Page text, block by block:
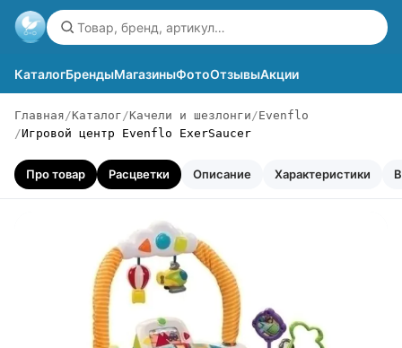
КаталогБрендыМагазиныФотоОтзывыАкции
Главная Каталог Качели и шезлонги
Evenflo
Игровой центр Evenflo ExerSaucer
Про товар Расцветки Описание Характеристики